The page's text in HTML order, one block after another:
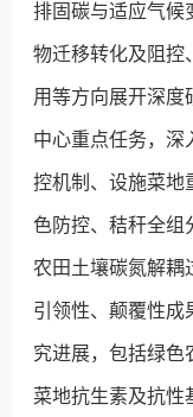
排固碳与适应气候
物迁移转化及阻控
用等方向展开深度
中心重点任务，深
控机制、设施菜地
色防控、秸秆全组
农田土壤碳氮解耦
引领性、颠覆性成
究进展，包括绿色
菜地抗生素及抗性